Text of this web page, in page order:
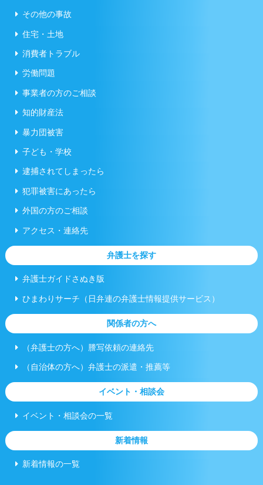
その他の事故
住宅・土地
消費者トラブル
労働問題
事業者の方のご相談
知的財産法
暴力団被害
子ども・学校
逮捕されてしまったら
犯罪被害にあったら
外国の方のご相談
アクセス・連絡先
弁護士を探す
弁護士ガイドさぬき版
ひまわりサーチ（日弁連の弁護士情報提供サービス）
関係者の方へ
（弁護士の方へ）謄写依頼の連絡先
（自治体の方へ）弁護士の派遣・推薦等
イベント・相談会
イベント・相談会の一覧
新着情報
新着情報の一覧